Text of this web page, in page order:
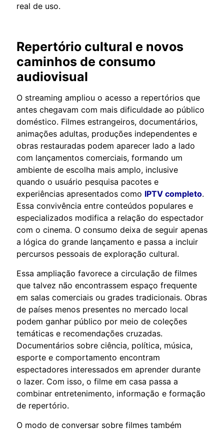
real de uso.
Repertório cultural e novos
caminhos de consumo
audiovisual
O streaming ampliou o acesso a repertórios que
antes chegavam com mais dificuldade ao público
doméstico. Filmes estrangeiros, documentários,
animações adultas, produções independentes e
obras restauradas podem aparecer lado a lado
com lançamentos comerciais, formando um
ambiente de escolha mais amplo, inclusive
quando o usuário pesquisa pacotes e
experiências apresentados como IPTV completo.
Essa convivência entre conteúdos populares e
especializados modifica a relação do espectador
com o cinema. O consumo deixa de seguir apenas
a lógica do grande lançamento e passa a incluir
percursos pessoais de exploração cultural.
Essa ampliação favorece a circulação de filmes
que talvez não encontrassem espaço frequente
em salas comerciais ou grades tradicionais. Obras
de países menos presentes no mercado local
podem ganhar público por meio de coleções
temáticas e recomendações cruzadas.
Documentários sobre ciência, política, música,
esporte e comportamento encontram
espectadores interessados em aprender durante
o lazer. Com isso, o filme em casa passa a
combinar entretenimento, informação e formação
de repertório.
O modo de conversar sobre filmes também